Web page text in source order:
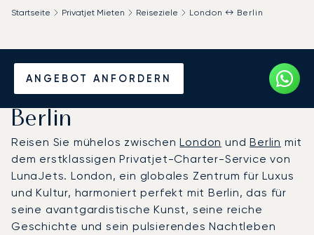
ANGEBOT ANFORDERN
Startseite Privatjet Mieten Reiseziele London ↔ Berlin
Mieten Sie einen Privatjet
zwischen London und
Berlin
Reisen Sie mühelos zwischenLondon undBerlin mit
dem erstklassigen Privatjet-Charter-Service von
LunaJets. London, ein globales Zentrum für Luxus
und Kultur, harmoniert perfekt mit Berlin, das für
seine avantgardistische Kunst, seine reiche
Geschichte und sein pulsierendes Nachtleben